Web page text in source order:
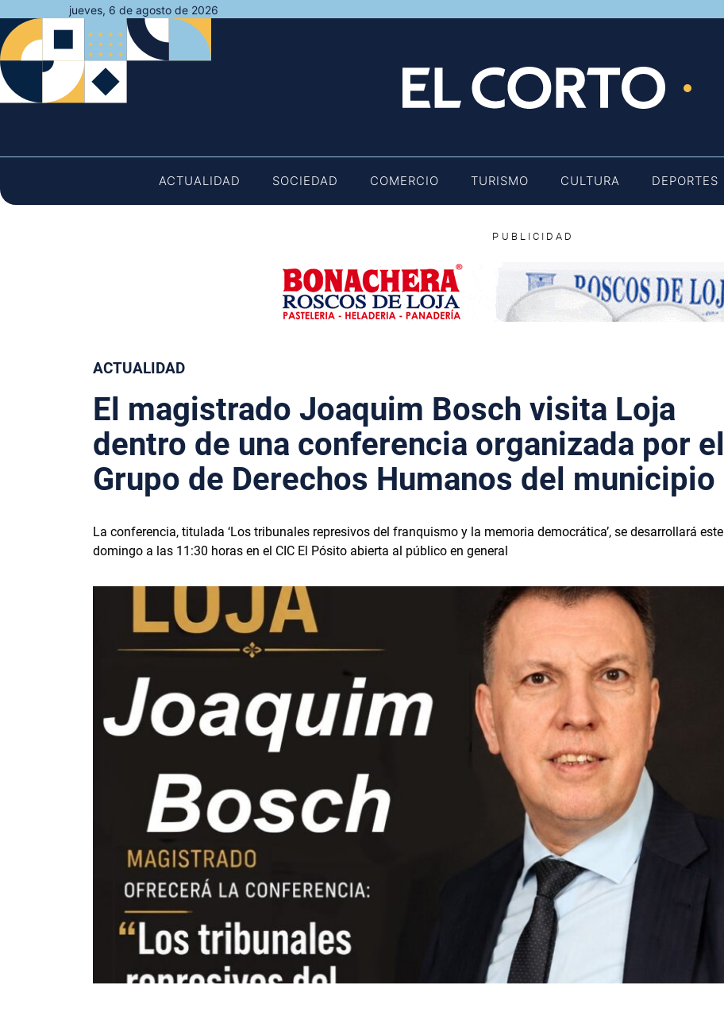
al
contenido
jueves, 6 de agosto de 2026
ACTUALIDAD SOCIEDAD COMERCIO TURISMO CULTURA DEPORTES
PUBLICIDAD
ACTUALIDAD
El magistrado Joaquim Bosch visita Loja
dentro de una conferencia organizada por el
Grupo de Derechos Humanos del municipio
La conferencia, titulada ‘Los tribunales represivos del franquismo y la memoria democrática’, se desarrollará este
domingo a las 11:30 horas en el CIC El Pósito abierta al público en general